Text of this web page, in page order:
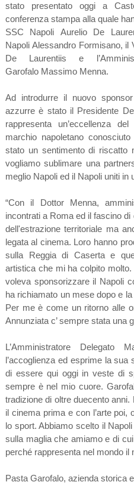
stato presentato oggi a
conferenza stampa alla quale
SSC Napoli Aurelio De
NapoliAlessandro Formisano, il
De Laurentiis e
Garofalo Massimo Menna.
Ad introdurre il nuovo
azzurre è stato il Presidente
rappresenta un’eccellenza
marchio napoletano
stato un sentimento di riscatto
vogliamo sublimare una
meglio Napoli ed il Napoli uniti in
“Con il Dottor Menna,
incontrati a Roma ed il fascino
dell'estrazione territoriale ma
legata al cinema. Loro hanno
sulla Reggia di Caserta e
artistica che mi ha colpito
voleva sponsorizzare il Napoli
ha richiamato un mese dopo e
Per me è come un ritorno alle
Annunziata c’ sempre stata una
L’Amministratore Delegato
l’accoglienza ed esprime la sua
di essere qui oggi in veste di
sempre è nel mio cuore.
tradizione di oltre duecento
il cinema prima e con l’arte poi,
lo sport. Abbiamo scelto il
sulla maglia che amiamo e di
perché rappresenta nel mondo il
Pasta Garofalo, azienda storica